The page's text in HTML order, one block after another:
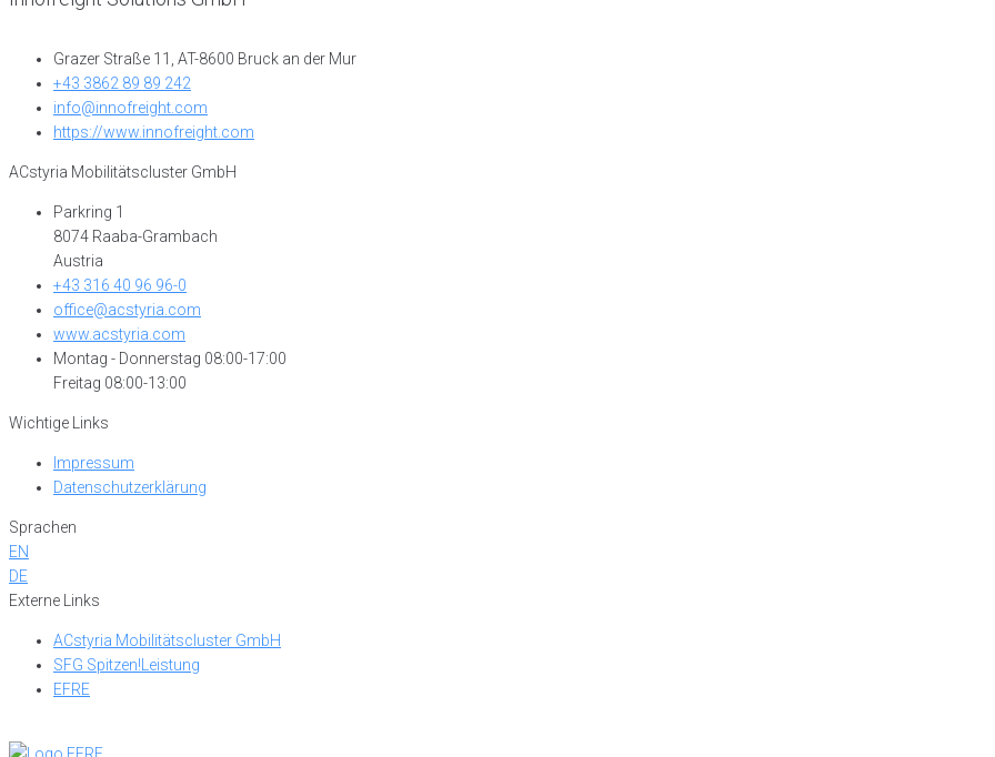
Grazer Straße 11, AT-8600 Bruck an der Mur
+43 3862 89 89 242
info@innofreight.com
https://www.innofreight.com
ACstyria Mobilitätscluster GmbH
Parkring 1
8074 Raaba-Grambach
Austria
+43 316 40 96 96-0
office@acstyria.com
www.acstyria.com
Montag - Donnerstag 08:00-17:00
Freitag 08:00-13:00
Wichtige Links
Impressum
Datenschutzerklärung
Sprachen
EN
DE
Externe Links
ACstyria Mobilitätscluster GmbH
SFG Spitzen!Leistung
EFRE